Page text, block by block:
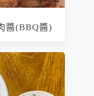
醬(BBQ醬)